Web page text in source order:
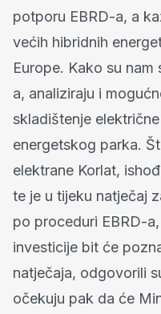
potporu EBRD-a, a
većih hibridnih
Europe. Kako su
a, analiziraju i
skladištenje
energetskog parka.
elektrane Korlat,
te je u tijeku natječaj
po proceduri EBRD-
investicije bit će
natječaja, odgovorili
očekuju pak da će